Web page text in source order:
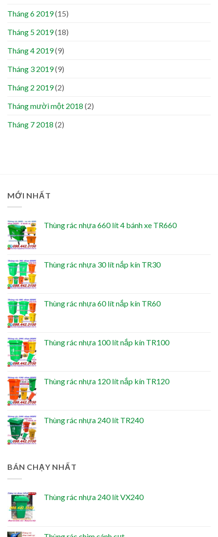
Tháng 6 2019(15)
Tháng 5 2019(18)
Tháng 4 2019(9)
Tháng 3 2019(9)
Tháng 2 2019(2)
Tháng mười một 2018 (2)
Tháng 7 2018 (2)
MỚI NHẤT
Thùng rác nhựa 660 lít 4 bánh xe TR660
Thùng rác nhựa 30 lít nắp kín TR30
Thùng rác nhựa 60 lít nắp kín TR60
Thùng rác nhựa 100 lít nắp kín TR100
Thùng rác nhựa 120 lít nắp kín TR120
Thùng rác nhựa 240 lít TR240
BÁN CHẠY NHẤT
Thùng rác nhựa 240 lít VX240